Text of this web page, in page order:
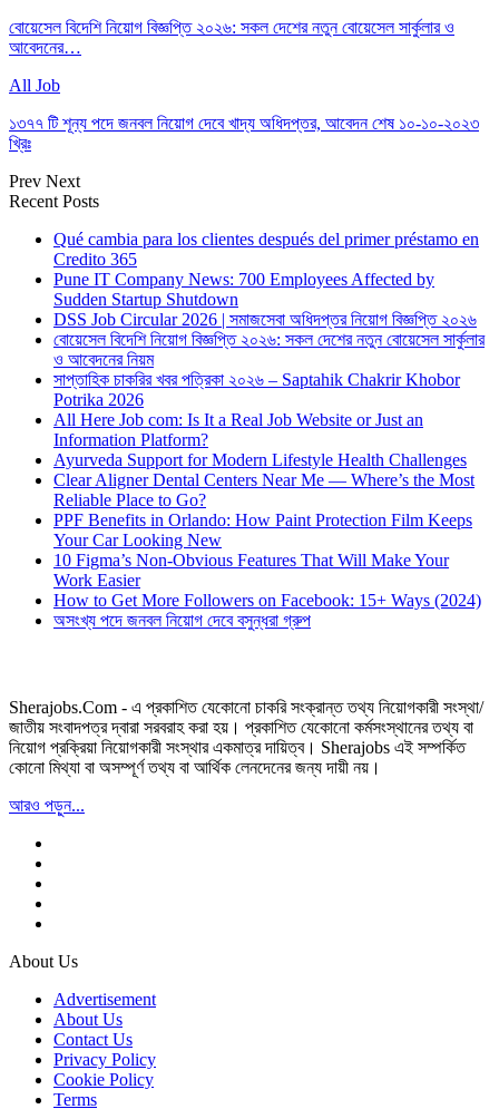
বোয়েসেল বিদেশি নিয়োগ বিজ্ঞপ্তি ২০২৬: সকল দেশের নতুন বোয়েসেল সার্কুলার ও
আবেদনের…
All Job
১৩৭৭ টি শূন্য পদে জনবল নিয়োগ দেবে খাদ্য অধিদপ্তর, আবেদন শেষ ১০-১০-২০২৩
খ্রিঃ
Prev Next
Recent Posts
Qué cambia para los clientes después del primer préstamo en
Credito 365
Pune IT Company News: 700 Employees Affected by
Sudden Startup Shutdown
DSS Job Circular 2026 | সমাজসেবা অধিদপ্তর নিয়োগ বিজ্ঞপ্তি ২০২৬
বোয়েসেল বিদেশি নিয়োগ বিজ্ঞপ্তি ২০২৬: সকল দেশের নতুন বোয়েসেল সার্কুলার
ও আবেদনের নিয়ম
সাপ্তাহিক চাকরির খবর পত্রিকা ২০২৬ – Saptahik Chakrir Khobor
Potrika 2026
All Here Job com: Is It a Real Job Website or Just an
Information Platform?
Ayurveda Support for Modern Lifestyle Health Challenges
Clear Aligner Dental Centers Near Me — Where’s the Most
Reliable Place to Go?
PPF Benefits in Orlando: How Paint Protection Film Keeps
Your Car Looking New
10 Figma’s Non-Obvious Features That Will Make Your
Work Easier
How to Get More Followers on Facebook: 15+ Ways (2024)
অসংখ্য পদে জনবল নিয়োগ দেবে বসুন্ধরা গ্রুপ
Sherajobs.Com - এ প্রকাশিত যেকোনো চাকরি সংক্রান্ত তথ্য নিয়োগকারী সংস্থা/
জাতীয় সংবাদপত্র দ্বারা সরবরাহ করা হয়। প্রকাশিত যেকোনো কর্মসংস্থানের তথ্য বা
নিয়োগ প্রক্রিয়া নিয়োগকারী সংস্থার একমাত্র দায়িত্ব। Sherajobs এই সম্পর্কিত
কোনো মিথ্যা বা অসম্পূর্ণ তথ্য বা আর্থিক লেনদেনের জন্য দায়ী নয়।
আরও পড়ুন...
About Us
Advertisement
About Us
Contact Us
Privacy Policy
Cookie Policy
Terms